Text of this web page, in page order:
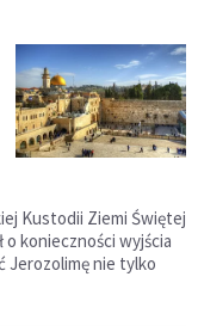
Kustodii Ziemi Świętej
o konieczności wyjścia
Jerozolimę nie tylko